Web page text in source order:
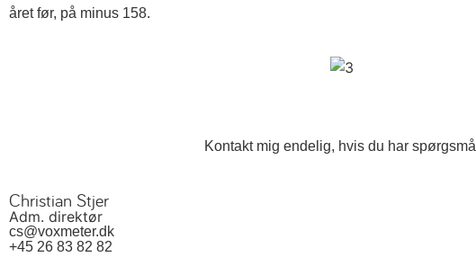
året før, på minus 158.
Kontakt mig endelig, hvis du har spørgsmål
Christian Stjer
Adm. direktør
cs@voxmeter.dk
+45 26 83 82 82